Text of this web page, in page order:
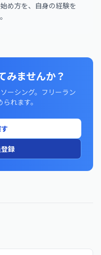
め方を、自身の経験を
みませんか？
ーシング。フリーラン
れます。
録